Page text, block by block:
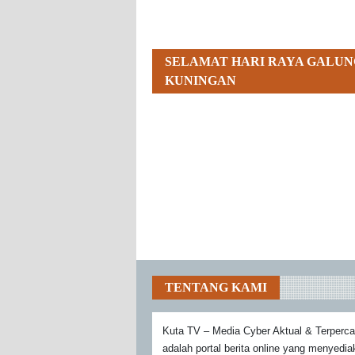
SELAMAT HARI RAYA
KUNINGAN
TENTANG KAMI
Kuta TV – Media Cyber Aktual &
adalah portal berita online yang